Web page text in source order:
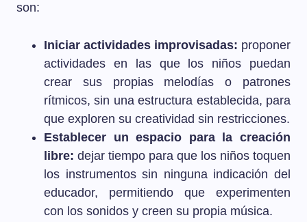
son:
Iniciar actividades improvisadas: proponer
actividades en las que los niños puedan
crear sus propias melodías o patrones
rítmicos, sin una estructura establecida, para
que exploren su creatividad sin restricciones.
Establecer un espacio para la creación
libre: dejar tiempo para que los niños toquen
los instrumentos sin ninguna indicación del
educador, permitiendo que experimenten
con los sonidos y creen su propia música.